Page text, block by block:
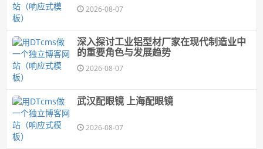
2026-08-07
深入探讨工业铝型材厂家在现代制造业中
的重要角色与发展趋势
2026-08-07
武汉配眼镜 上海配眼镜
2026-08-07